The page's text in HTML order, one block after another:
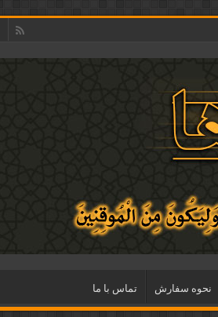
نحوه سفارش تماس با ما